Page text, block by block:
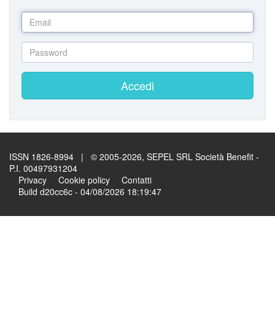
Accedi
ISSN 1826-8994 | © 2005-2026, SEPEL SRL Società Benefit -
P.I. 00497931204
Privacy
Cookie policy
Contatti
Build d20cc6c - 04/08/2026 18:19:47